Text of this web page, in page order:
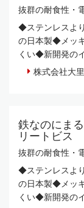
抜群の耐食性・
◆ステンレスよ
の日本製◆メッ
くい◆新開発の
株式会社大里
鉄なのにま
リートビス
抜群の耐食性・
◆ステンレスよ
の日本製◆メッ
くい◆新開発の